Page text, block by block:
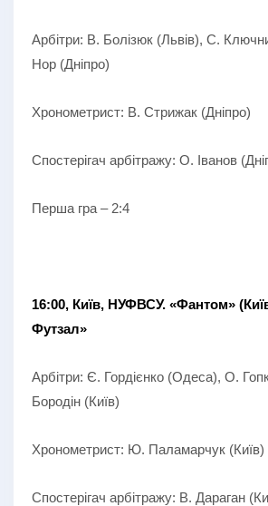
Арбітри: В. Болізюк (Львів), С.
Нор (Дніпро)
Хронометрист: В. Стрижак (Дніпро)
Спостерігач арбітражу: О. Іванов
Перша гра – 2:4
16:00, Київ, НУФВСУ. «Фантом»
Футзал»
Арбітри: Є. Гордієнко (Одеса), О.
Бородін (Київ)
Хронометрист: Ю. Паламарчук (Київ)
Спостерігач арбітражу: В. Дараган